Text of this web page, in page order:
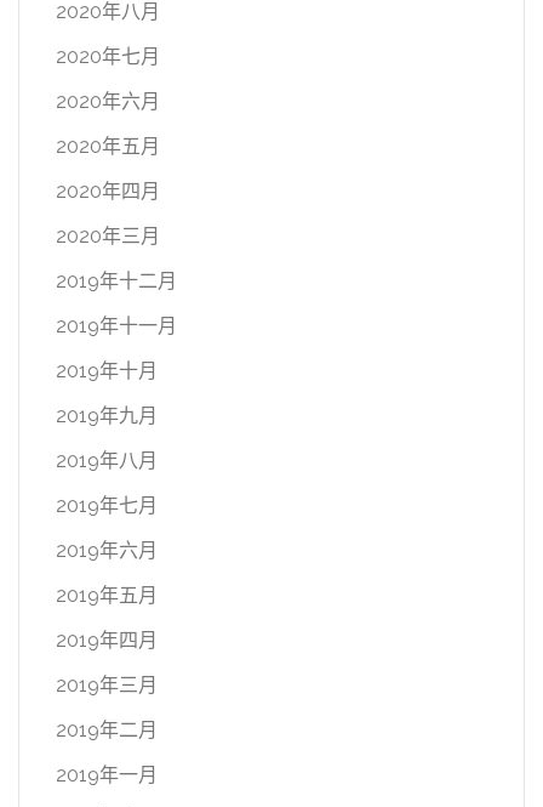
2020年八月
2020年七月
2020年六月
2020年五月
2020年四月
2020年三月
2019年十二月
2019年十一月
2019年十月
2019年九月
2019年八月
2019年七月
2019年六月
2019年五月
2019年四月
2019年三月
2019年二月
2019年一月